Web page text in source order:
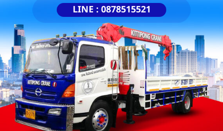
LINE : 0878515521